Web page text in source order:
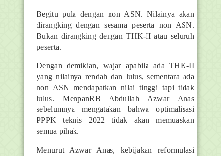
Begitu pula dengan non ASN. Nilainya akan
dirangking dengan sesama peserta non ASN.
Bukan dirangking dengan THK-II atau seluruh
peserta.
Dengan demikian, wajar apabila ada THK-II
yang nilainya rendah dan lulus, sementara ada
non ASN mendapatkan nilai tinggi tapi tidak
lulus. MenpanRB Abdullah Azwar Anas
sebelumnya mengatakan bahwa optimalisasi
PPPK teknis 2022 tidak akan memuaskan
semua pihak.
Menurut Azwar Anas, kebijakan reformulasi